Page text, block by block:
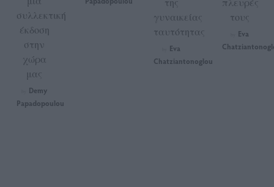
συλλεκτική
έκδοση
στην
χώρα
μας
Demy
Papadopoulou
γυναικείας
ταυτότητας
Eva
Chatziantonoglou
τους
Eva